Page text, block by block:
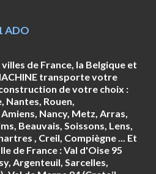
ADO
de France, la Belgique et
transporte votre
de votre choix :
Nantes, Rouen,
Nancy, Metz, Arras,
Beauvais, Soissons, Lens,
, Creil, Compiègne ... Et
de France : Val d'Oise 95
Argenteuil, Sarcelles,